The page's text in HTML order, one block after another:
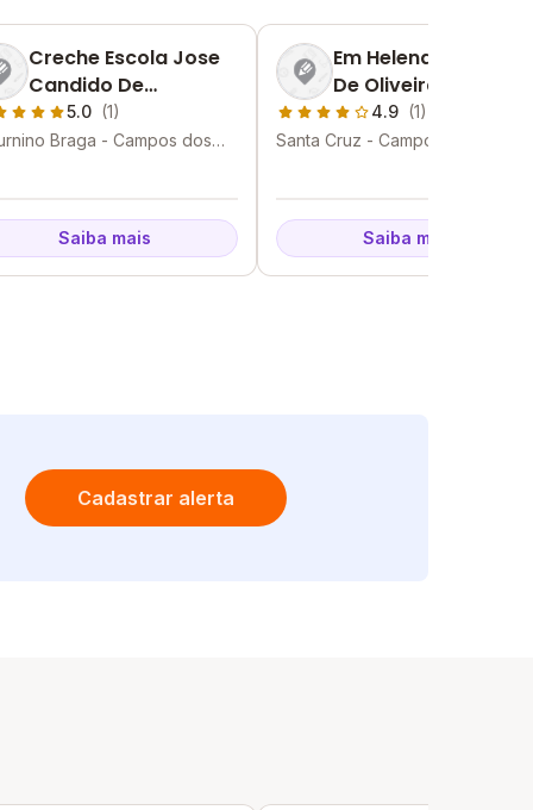
Creche Escola Jose
Candido De
Carvalho
5.0 (1)
Braga - Campos dos
Saiba mais
Em Helena Machado
De Oliveira
4.9 (1)
Santa Cruz - Campos dos
Saiba mais
Cadastrar alerta